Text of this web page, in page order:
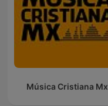
Música Cristiana Mx